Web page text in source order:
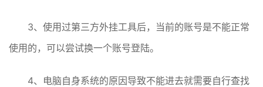
3、使用过第三方外挂工具后，当前的账号是不能正常
使用的，可以尝试换一个账号登陆。
4、电脑自身系统的原因导致不能进去就需要自行查找